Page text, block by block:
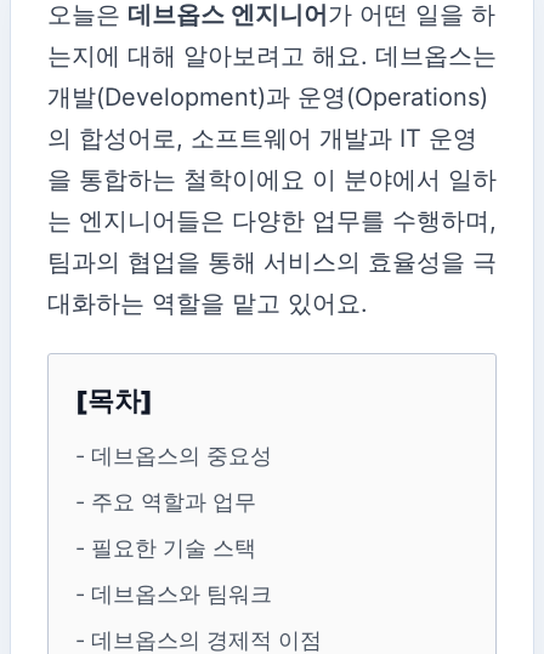
오늘은 데브옵스 엔지니어가 어떤 일을 하
는지에 대해 알아보려고 해요. 데브옵스는
개발(Development)과 운영(Operations)
의 합성어로, 소프트웨어 개발과 IT 운영
을 통합하는 철학이에요 이 분야에서 일하
는 엔지니어들은 다양한 업무를 수행하며,
팀과의 협업을 통해 서비스의 효율성을 극
대화하는 역할을 맡고 있어요.
[목차]
- 데브옵스의 중요성
- 주요 역할과 업무
- 필요한 기술 스택
- 데브옵스와 팀워크
- 데브옵스의 경제적 이점